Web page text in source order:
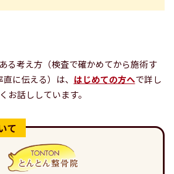
る考え方（検査で確かめてから施術す
に伝える）は、 はじめての方へで詳し
くお話ししています。